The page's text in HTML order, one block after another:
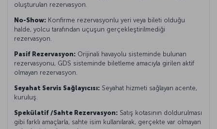
oluşturulan rezervasyon.
No-Show: Konfirme rezervasyonlu yeri veya bileti olduğu
halde, yolcu tarafından uçuşun gerçekleştirilmediği
rezervasyon.
Pasif Rezervasyon: Orijinali havayolu sisteminde bulunan
rezervasyonu, GDS sisteminde biletleme amacıyla girilen aktif
olmayan rezervasyon.
Seyahat Servis Sağlayıcısı: Seyahat hizmeti sağlayan acente,
kuruluş.
Spekülatif /Sahte Rezervasyon: Satış kotasının doldurulması
gibi farklı amaçlarla, sahte isim kullanılarak, gerçekte var olmayan